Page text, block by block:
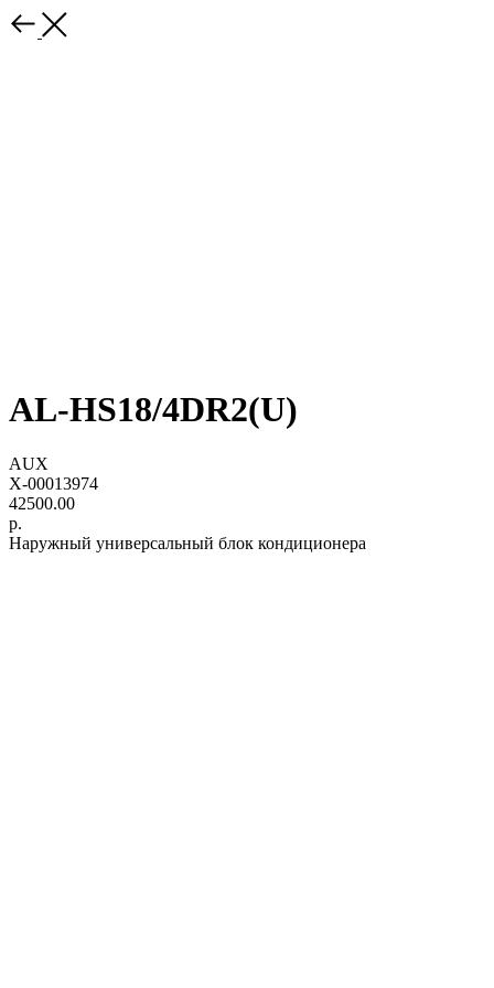
AL-HS18/4DR2(U)
AUX
X-00013974
42500.00
р.
Наружный универсальный блок кондиционера